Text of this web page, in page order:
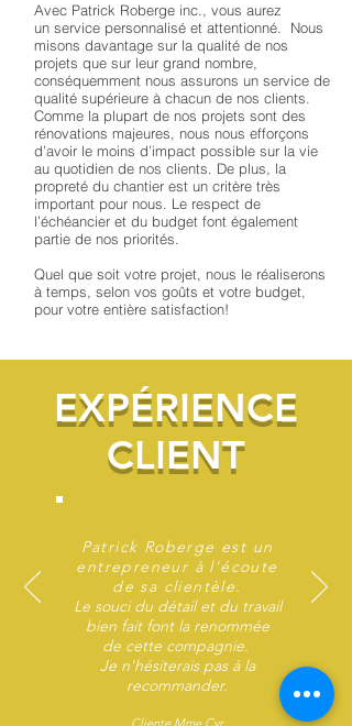
Avec Patrick Roberge inc., vous aurez
un service personnalisé et attentionné. Nous
misons davantage sur la qualité de nos
projets que sur leur grand nombre,
conséquemment nous assurons un service de
qualité supérieure à chacun de nos clients.
Comme la plupart de nos projets sont des
rénovations majeures, nous nous efforçons
d’avoir le moins d’impact possible sur la vie
au quotidien de nos clients. De plus, la
propreté du chantier est un critère très
important pour nous. Le respect de
l’échéancier et du budget font également
partie de nos priorités.
Quel que soit votre projet, nous le réaliserons
à temps, selon vos goûts et votre budget,
pour votre entière satisfaction!
Patrick Roberge est un
entrepreneur à l'écoute
de sa clientèle.
Le souci du détail et du travail
bien fait font la renommée
de cette compagnie.
Je n'hésiterais pas à la
recommander.
Cliente Mme.Cyr
EXPÉRIENCE
CLIENT